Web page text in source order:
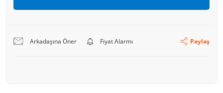
Arkadaşına Öner Fiyat Alarmı Paylaş